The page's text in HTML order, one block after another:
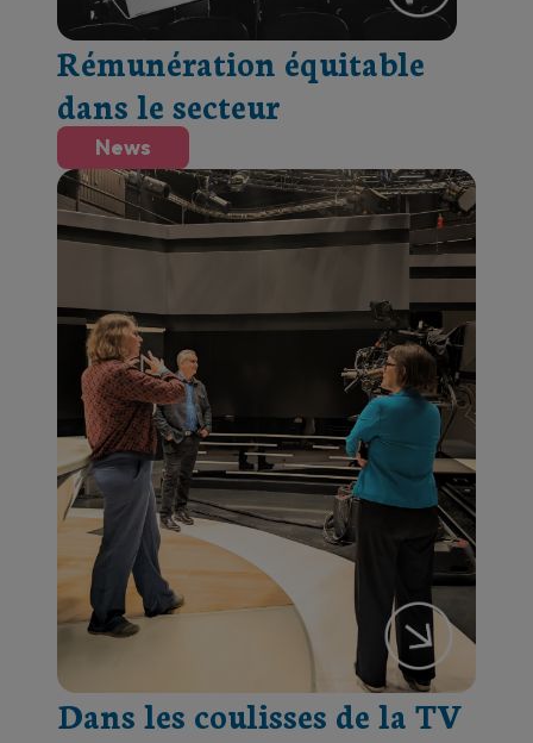
Rémunération équitable
dans le secteur
News
Dans les coulisses de la TV